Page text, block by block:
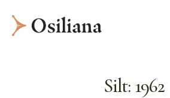
Silt: 1962